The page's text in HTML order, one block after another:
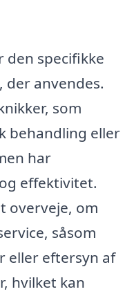
den specifikke
anvendes.
som
behandling eller
har
effektivitet.
overveje, om
såsom
eller eftersyn af
hvilket kan